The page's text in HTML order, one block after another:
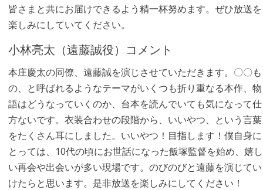
皆さまと共にお届けできるよう精一杯努めます。ぜひ放送を
楽しみにしていてください。
小林亮太（遠藤誠役）コメント
本庄慶太の同僚、遠藤誠を演じさせていただきます。〇〇も
の、と呼ばれるようなテーマがいくつも折り重なる本作、物
語はどうなっていくのか、台本を読んでいても気になって仕
方ないです。衣装合わせの段階から、いいやつ、という言葉
をたくさん耳にしました。いいやつ！目指します！僕自身に
とっては、10代の頃にお世話になった飯塚監督を始め、嬉し
い再会や出会いが多い現場です。のびのびと遠藤を演じてい
けたらと思います。是非放送を楽しみにしてください！